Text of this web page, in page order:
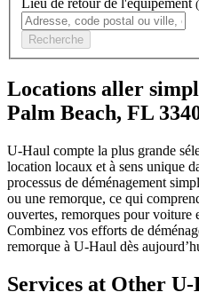
Recherche
Locations aller
Palm Beach, FL
U-Haul compte la plus grande
location locaux et à sens unique
processus de déménagement
ou une remorque, ce qui
ouvertes, remorques pour voiture
Combinez vos efforts de
remorque à U-Haul dès
Services at Other U-